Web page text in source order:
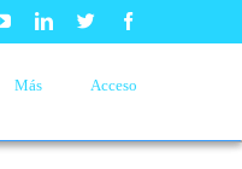
YoutubeLinkedinTwitter
Más Acceso